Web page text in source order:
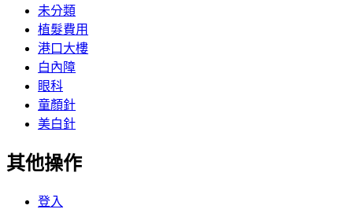
未分類
植髮費用
港口大樓
白內障
眼科
童顏針
美白針
其他操作
登入